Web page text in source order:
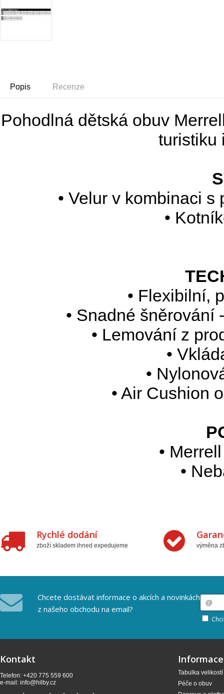
Popis Recenze
Pohodlná dětská obuv
turistiku
• Velur v kombinaci
•
• Flexibilní,
• Snadné šněrování
• Lemování z
•
•
• Air Cushion
•
•
Rychlé dodání
zboží skladem ihned expedujeme výměna
Chcete dostávat informace o akcích a novinkách
z našeho obchodu na email?
Kontakt
Telefon: +420 775 559 600
e-mail: info@hilby.cz
Informace
Tabulka velikostí
Péče o obuv